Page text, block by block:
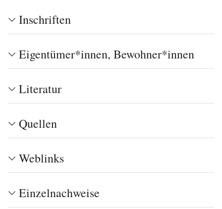
Inschriften
Eigentümer*innen, Bewohner*innen
Literatur
Quellen
Weblinks
Einzelnachweise